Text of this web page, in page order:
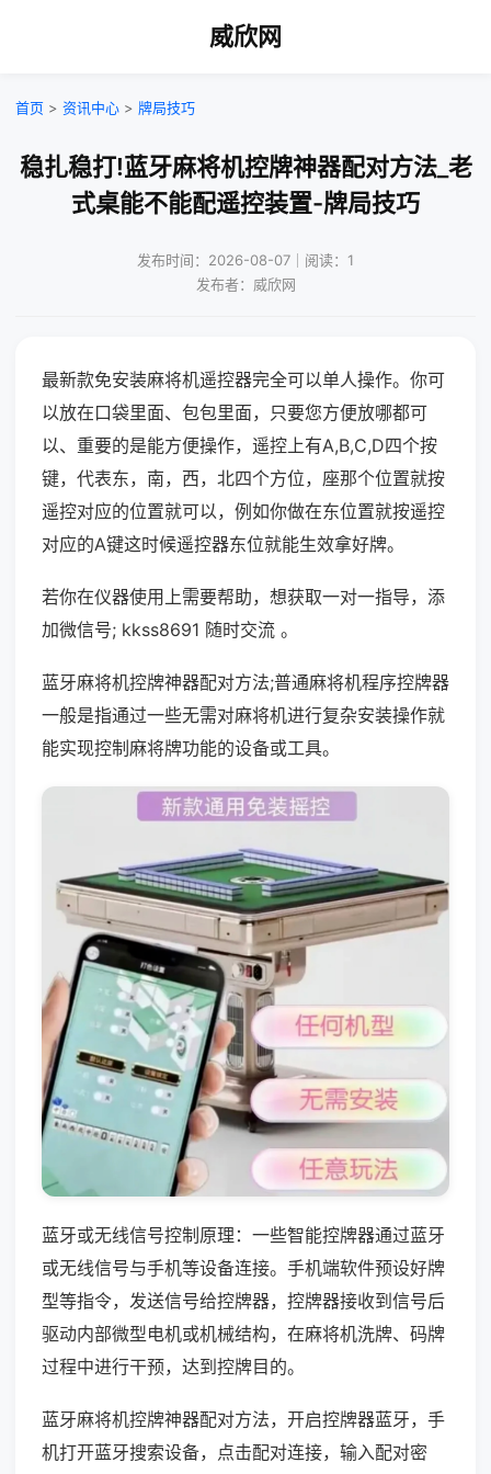
威欣网
首页 > 资讯中心 > 牌局技巧
稳扎稳打!蓝牙麻将机控牌神器配对方法_老
式桌能不能配遥控装置-牌局技巧
发布时间：2026-08-07｜阅读：1
发布者：威欣网
最新款免安装麻将机遥控器完全可以单人操作。你可
以放在口袋里面、包包里面，只要您方便放哪都可
以、重要的是能方便操作，遥控上有A,B,C,D四个按
键，代表东，南，西，北四个方位，座那个位置就按
遥控对应的位置就可以，例如你做在东位置就按遥控
对应的A键这时候遥控器东位就能生效拿好牌。
若你在仪器使用上需要帮助，想获取一对一指导，添
加微信号; kkss8691 随时交流 。
蓝牙麻将机控牌神器配对方法;普通麻将机程序控牌器
一般是指通过一些无需对麻将机进行复杂安装操作就
能实现控制麻将牌功能的设备或工具。
蓝牙或无线信号控制原理：一些智能控牌器通过蓝牙
或无线信号与手机等设备连接。手机端软件预设好牌
型等指令，发送信号给控牌器，控牌器接收到信号后
驱动内部微型电机或机械结构，在麻将机洗牌、码牌
过程中进行干预，达到控牌目的。
蓝牙麻将机控牌神器配对方法，开启控牌器蓝牙，手
机打开蓝牙搜索设备，点击配对连接，输入配对密